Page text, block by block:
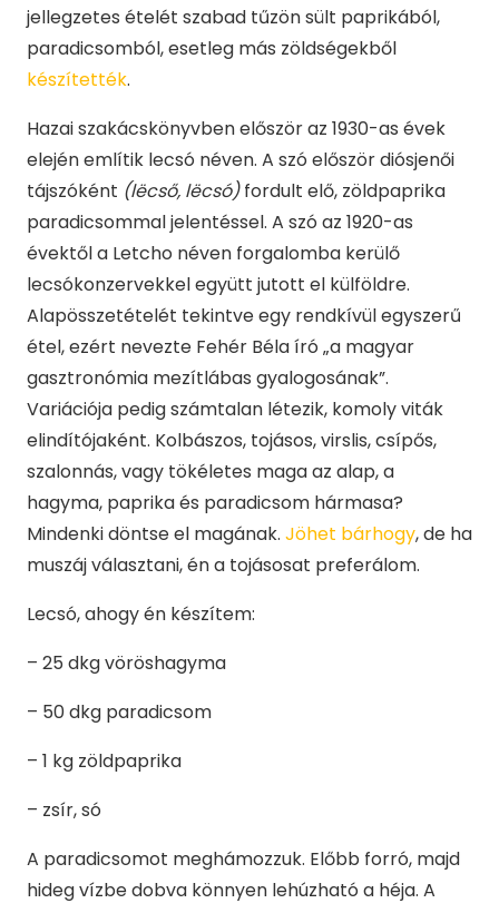
jellegzetes ételét szabad tűzön sült paprikából,
paradicsomból, esetleg más zöldségekből
készítették.
Hazai szakácskönyvben először az 1930-as évek
elején említik lecsó néven. A szó először diósjenői
tájszóként (lëcső, lëcsó)fordult elő, zöldpaprika
paradicsommal jelentéssel. A szó az 1920-as
évektől a Letcho néven forgalomba kerülő
lecsókonzervekkel együtt jutott el külföldre.
Alapösszetételét tekintve egy rendkívül egyszerű
étel, ezért nevezte Fehér Béla író „a magyar
gasztronómia mezítlábas gyalogosának”.
Variációja pedig számtalan létezik, komoly viták
elindítójaként. Kolbászos, tojásos, virslis, csípős,
szalonnás, vagy tökéletes maga az alap, a
hagyma, paprika és paradicsom hármasa?
Mindenki döntse el magának. Jöhet bárhogy, de ha
muszáj választani, én a tojásosat preferálom.
Lecsó, ahogy én készítem:
– 25 dkg vöröshagyma
– 50 dkg paradicsom
– 1 kg zöldpaprika
– zsír, só
A paradicsomot meghámozzuk. Előbb forró, majd
hideg vízbe dobva könnyen lehúzható a héja. A